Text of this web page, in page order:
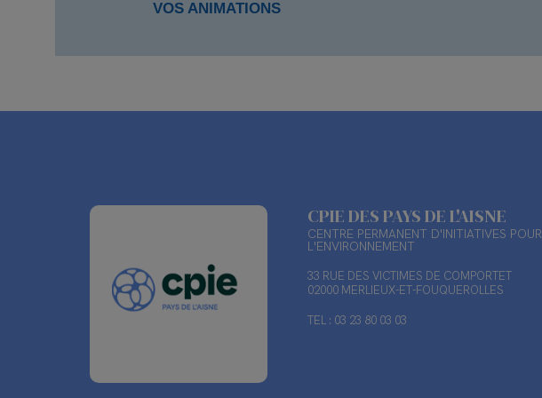
VOS ANIMATIONS
CPIE DES PAYS DE L'AISNE
CENTRE PERMANENT D'INITIATIVES POUR
L'ENVIRONNEMENT
33 RUE DES VICTIMES DE COMPORTET
02000 MERLIEUX-ET-FOUQUEROLLES
TEL : 03 23 80 03 03